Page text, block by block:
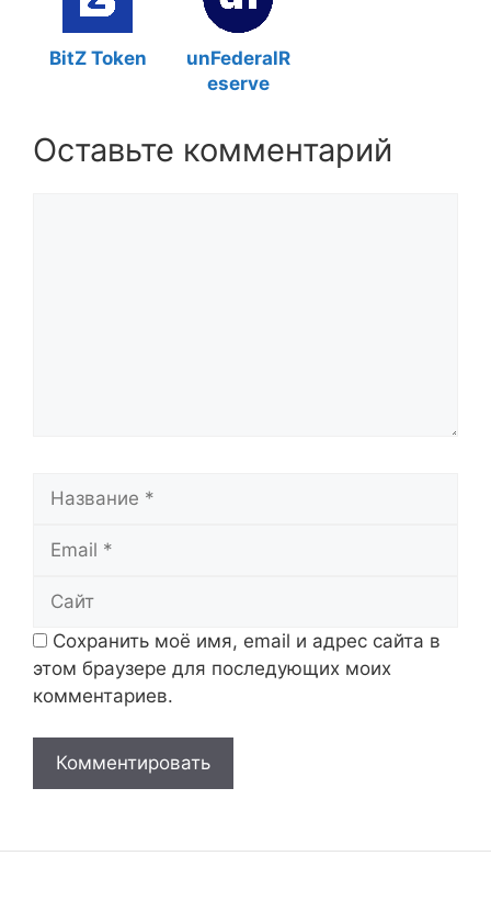
BitZ Token
unFederalR
eserve
Оставьте комментарий
Сохранить моё имя, email и адрес сайта в
этом браузере для последующих моих
комментариев.